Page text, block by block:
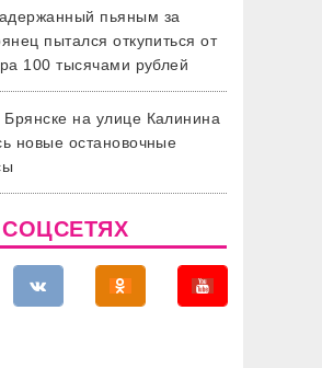
пьяным за
пытался откупиться от
100 тысячами рублей
Брянске на улице Калинина
новые остановочные